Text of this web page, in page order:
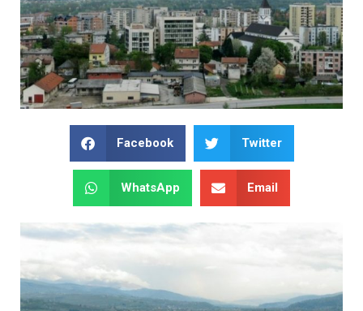
Facebook Twitter
WhatsApp Email